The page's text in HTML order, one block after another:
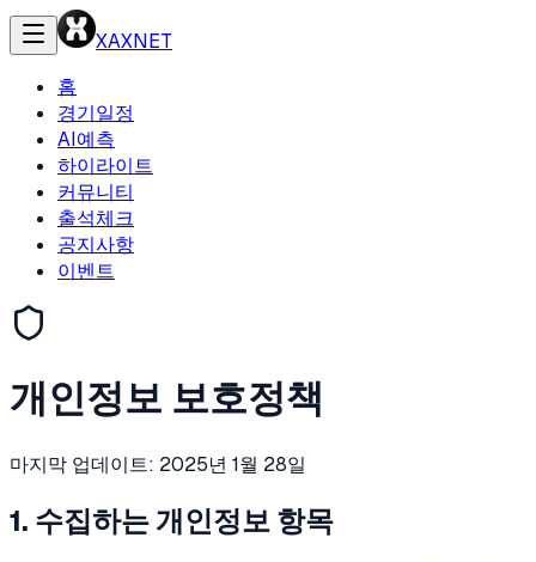
XAXNET
홈
경기일정
AI예측
하이라이트
커뮤니티
출석체크
공지사항
이벤트
개인정보 보호정책
마지막 업데이트: 2025년 1월 28일
1. 수집하는 개인정보 항목